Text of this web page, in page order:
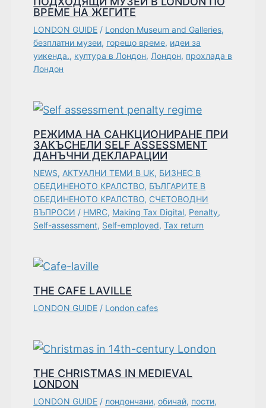
ВРЕМЕ НА ЖЕГИТЕ
LONDON GUIDE / London Museum and Galleries,
безплатни музеи, горещо време, идеи за
уикенда., култура в Лондон, Лондон, прохлада в
Лондон
РЕЖИМА НА САНКЦИОНИРАНЕ ПРИ
ЗАКЪСНЕЛИ SELF ASSESSMENT
ДАНЪЧНИ ДЕКЛАРАЦИИ
NEWS, АКТУАЛНИ ТЕМИ В UK, БИЗНЕС В
ОБЕДИНЕНОТО КРАЛСТВО, БЪЛГАРИТЕ В
ОБЕДИНЕНОТО КРАЛСТВО, СЧЕТОВОДНИ
ВЪПРОСИ / HMRC, Making Tax Digital, Penalty,
Self-assessment, Self-employed,Tax return
THE CAFE LAVILLE
LONDON GUIDE / London cafes
THE CHRISTMAS IN MEDIEVAL
LONDON
LONDON GUIDE / лондончани,обичай, пости,